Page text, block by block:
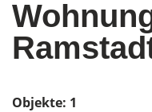
Objekte: 1